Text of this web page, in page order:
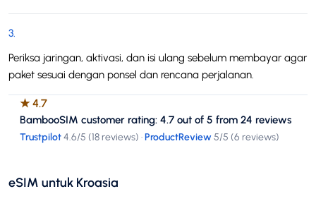
3.
Periksa jaringan, aktivasi, dan isi ulang sebelum membayar agar
paket sesuai dengan ponsel dan rencana perjalanan.
★4.7
BambooSIM customer rating: 4.7 out of 5 from 24 reviews
Trustpilot4.6/5 (18 reviews) ·ProductReview5/5 (6 reviews)
eSIM untuk Kroasia